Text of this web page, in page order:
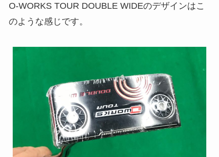
O-WORKS TOUR DOUBLE WIDEのデザインはこ
のような感じです。